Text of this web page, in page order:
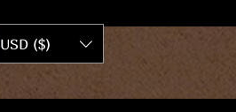
USD ($)